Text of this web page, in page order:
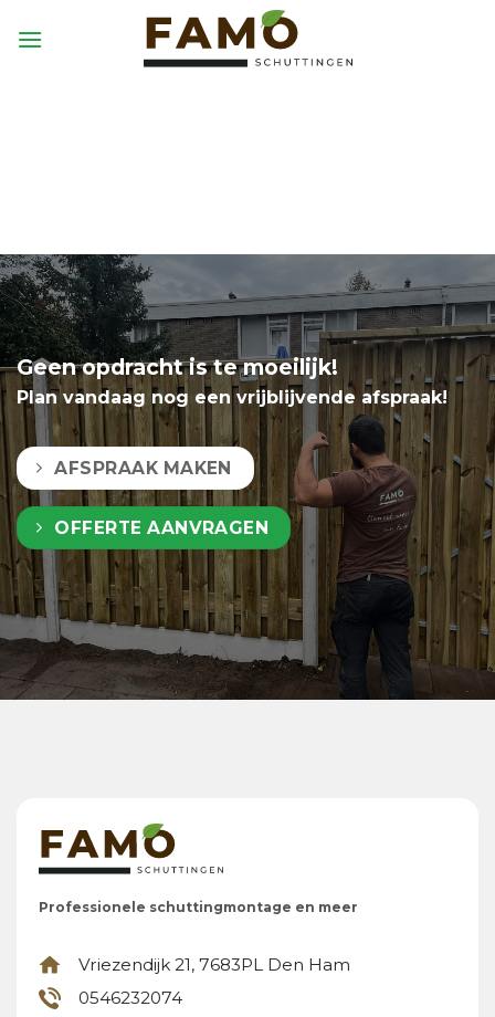
Geen opdracht is te moeilijk!
Plan vandaag nog een vrijblijvende afspraak!
AFSPRAAK MAKEN
OFFERTE AANVRAGEN
Professionele schuttingmontage en meer
Vriezendijk 21, 7683PL Den Ham
0546232074